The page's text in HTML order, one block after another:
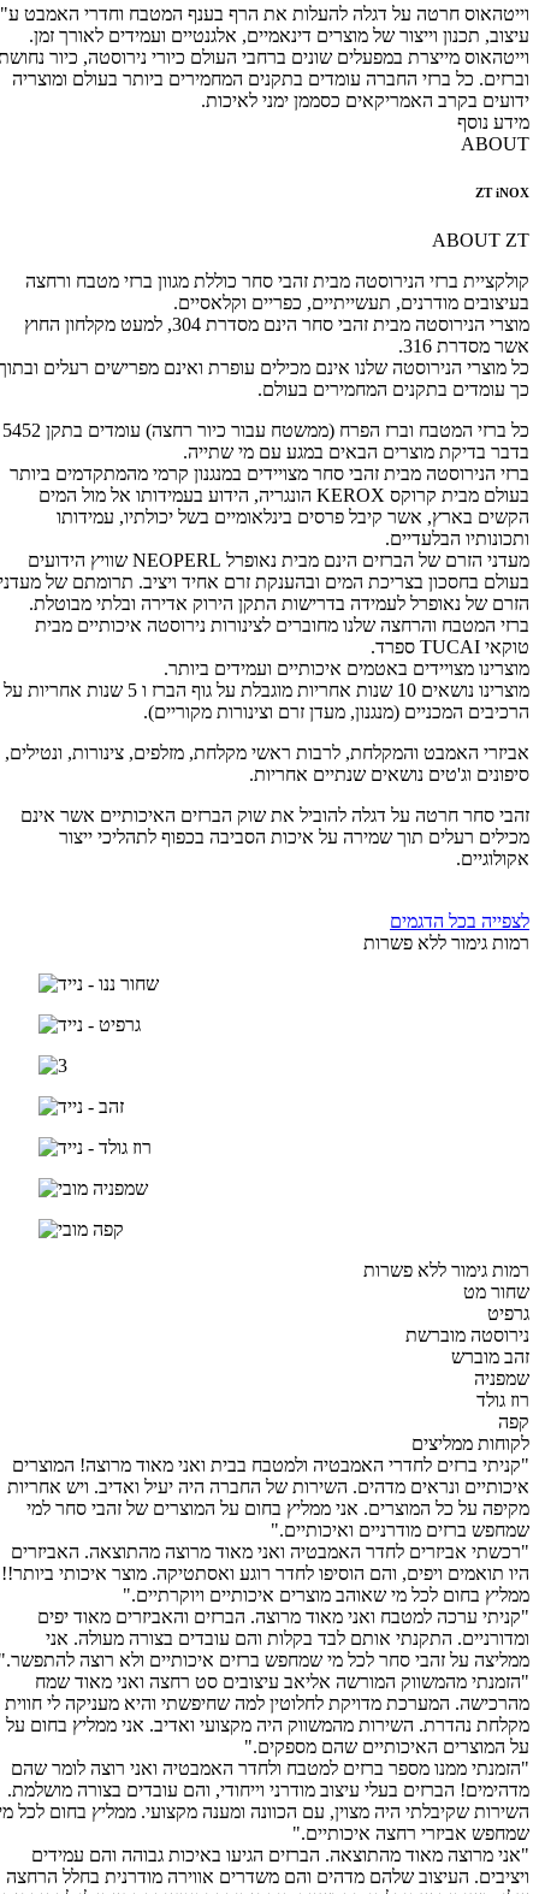
וייטהאוס חרטה על דגלה להעלות את הרף בענף המטבח וחדרי האמבט ע"י
עיצוב, תכנון וייצור של מוצרים דינאמיים, אלגנטיים ועמידים לאורך זמן.
וייטהאוס מייצרת במפעלים שונים ברחבי העולם כיורי נירוסטה, כיור נחושת
וברזים. כל ברזי החברה עומדים בתקנים המחמירים ביותר בעולם ומוצריה
ידועים בקרב האמריקאים כסממן ימני לאיכות.
מידע נוסף
ABOUT
ZT iNOX
ABOUT ZT
קולקציית ברזי הנירוסטה מבית זהבי סחר כוללת מגוון ברזי מטבח ורחצה
בעיצובים מודרנים, תעשייתיים, כפריים וקלאסיים.
מוצרי הנירוסטה מבית זהבי סחר הינם מסדרת 304, למעט מקלחון החוץ
אשר מסדרת 316.
כל מוצרי הנירוסטה שלנו אינם מכילים עופרת ואינם מפרישים רעלים ובתוך
כך עומדים בתקנים המחמירים בעולם.
כל ברזי המטבח וברז הפרח (ממשטח עבור כיור רחצה) עומדים בתקן 5452
בדבר בדיקת מוצרים הבאים במגע עם מי שתייה.
ברזי הנירוסטה מבית זהבי סחר מצויידים במנגנון קרמי מהמתקדמים ביותר
בעולם מבית קרוקס KEROX הונגריה, הידוע בעמידותו אל מול המים
הקשים בארץ, אשר קיבל פרסים בינלאומיים בשל יכולתיו, עמידותו
ותכונותיו הבלעדיים.
מעדני הזרם של הברזים הינם מבית נאופרל NEOPERL שוויץ הידועים
בעולם בחסכון בצריכת המים ובהענקת זרם אחיד ויציב. תרומתם של מעדני
הזרם של נאופרל לעמידה בדרישות התקן הירוק אדירה ובלתי מבוטלת.
ברזי המטבח והרחצה שלנו מחוברים לצינורות נירוסטה איכותיים מבית
טוקאי TUCAI ספרד.
מוצרינו מצויידים באטמים איכותיים ועמידים ביותר.
מוצרינו נושאים 10 שנות אחריות מוגבלת על גוף הברז ו 5 שנות אחריות על
הרכיבים המכניים (מנגנון, מעדן זרם וצינורות מקוריים).
אביזרי האמבט והמקלחת, לרבות ראשי מקלחת, מזלפים, צינורות, ונטילים,
סיפונים וג'טים נושאים שנתיים אחריות.
זהבי סחר חרטה על דגלה להוביל את שוק הברזים האיכותיים אשר אינם
מכילים רעלים תוך שמירה על איכות הסביבה בכפוף לתהליכי ייצור
אקולוגיים.
לצפייה בכל הדגמים
רמות גימור ללא פשרות
רמות גימור ללא פשרות
שחור מט
גרפיט
נירוסטה מוברשת
זהב מוברש
שמפניה
רוז גולד
קפה
לקוחות ממליצים
"קניתי ברזים לחדרי האמבטיה ולמטבח בבית ואני מאוד מרוצה! המוצרים
איכותיים ונראים מדהים. השירות של החברה היה יעיל ואדיב. ויש אחריות
מקיפה על כל המוצרים. אני ממליץ בחום על המוצרים של זהבי סחר למי
שמחפש ברזים מודרניים ואיכותיים."
"רכשתי אביזרים לחדר האמבטיה ואני מאוד מרוצה מהתוצאה. האביזרים
היו תואמים ויפים, והם הוסיפו לחדר רוגע ואסתטיקה. מוצר איכותי ביותר!!
ממליץ בחום לכל מי שאוהב מוצרים איכותיים ויוקרתיים."
"קניתי ערכה למטבח ואני מאוד מרוצה. הברזים והאביזרים מאוד יפים
ומדורניים. התקנתי אותם לבד בקלות והם עובדים בצורה מעולה. אני
ממליצה על זהבי סחר לכל מי שמחפש ברזים איכותיים ולא רוצה להתפשר."
"הזמנתי מהמשווק המורשה אליאב עיצובים סט רחצה ואני מאוד שמח
מהרכישה. המערכת מדויקת לחלוטין למה שחיפשתי והיא מעניקה לי חווית
מקלחת נהדרת. השירות מהמשווק היה מקצועי ואדיב. אני ממליץ בחום על
על המוצרים האיכותיים שהם מספקים."
"הזמנתי ממנו מספר ברזים למטבח ולחדר האמבטיה ואני רוצה לומר שהם
מדהימים! הברזים בעלי עיצוב מודרני וייחודי, והם עובדים בצורה מושלמת.
השירות שקיבלתי היה מצוין, עם הכוונה ומענה מקצועי. ממליץ בחום לכל מי
שמחפש אביזרי רחצה איכותיים."
"אני מרוצה מאוד מהתוצאה. הברזים הגיעו באיכות גבוהה והם עמידים
ויציבים. העיצוב שלהם מדהים והם משדרים אווירה מודרנית בחלל הרחצה